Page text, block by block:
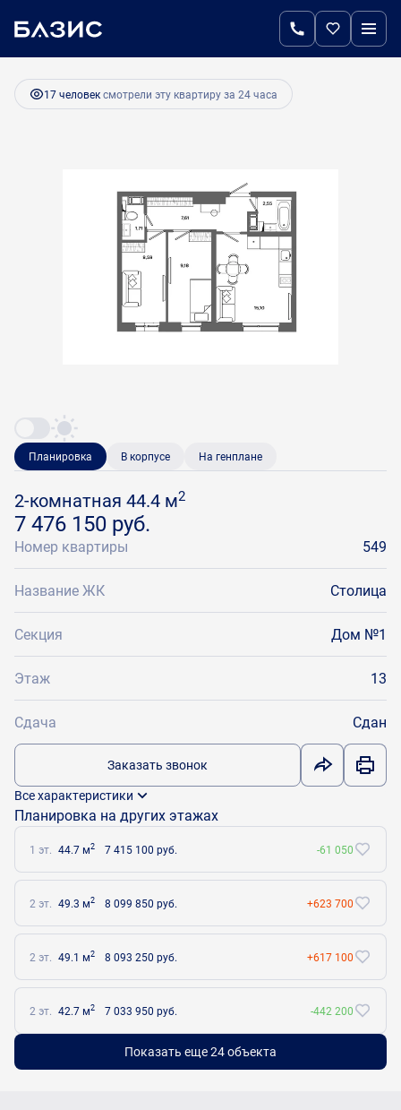
2-комнатная 7 476 150 руб.
17 человексмотрели эту квартиру за 24 часа
Планировка В корпусе На генплане
2-комнатная 44.4 м2
7 476 150 руб.
Номер квартиры 549
Название ЖК Столица
Секция Дом №1
Этаж 13
Сдача Сдан
Заказать звонок
Все характеристики
Планировка на других этажах
1 эт. 44.7 м2 7 415 100 руб. -61 050
2 эт. 49.3 м2 8 099 850 руб. +623 700
2 эт. 49.1 м2 8 093 250 руб. +617 100
2 эт. 42.7 м2 7 033 950 руб. -442 200
Показать еще 24 объектa